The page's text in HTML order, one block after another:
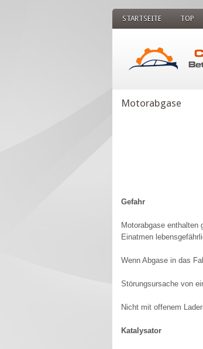
STARTSEITE TOP
Motorabgase
Gefahr
Motorabgase
Einatmen
Wenn Abgase in das
Störungsursache von
Nicht mit offenem
Katalysator